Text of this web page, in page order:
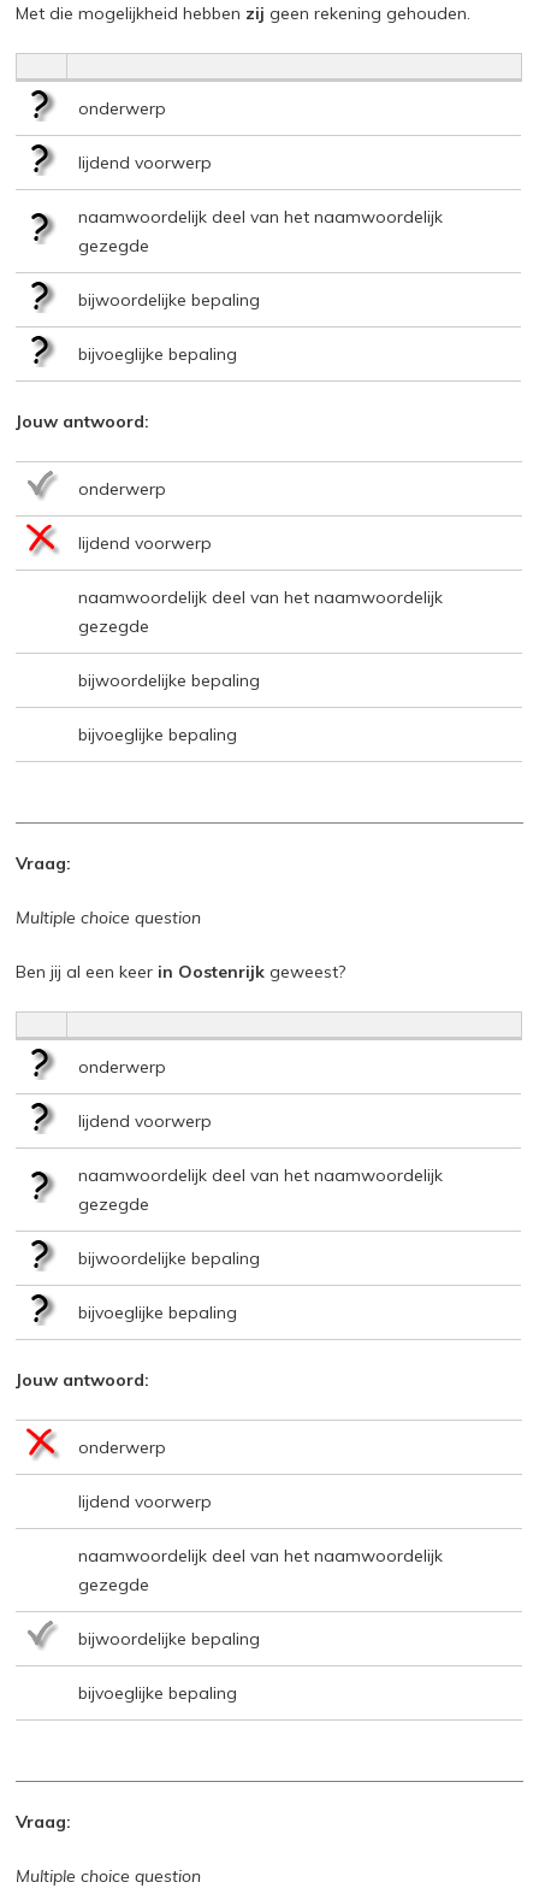
Met die mogelijkheid hebben zij geen rekening gehouden.
onderwerp
lijdend voorwerp
naamwoordelijk deel van het naamwoordelijk
gezegde
bijwoordelijke bepaling
bijvoeglijke bepaling
Jouw antwoord:
onderwerp
lijdend voorwerp
naamwoordelijk deel van het naamwoordelijk
gezegde
bijwoordelijke bepaling
bijvoeglijke bepaling
Vraag:
Multiple choice question
Ben jij al een keer in Oostenrijk geweest?
onderwerp
lijdend voorwerp
naamwoordelijk deel van het naamwoordelijk
gezegde
bijwoordelijke bepaling
bijvoeglijke bepaling
Jouw antwoord:
onderwerp
lijdend voorwerp
naamwoordelijk deel van het naamwoordelijk
gezegde
bijwoordelijke bepaling
bijvoeglijke bepaling
Vraag:
Multiple choice question